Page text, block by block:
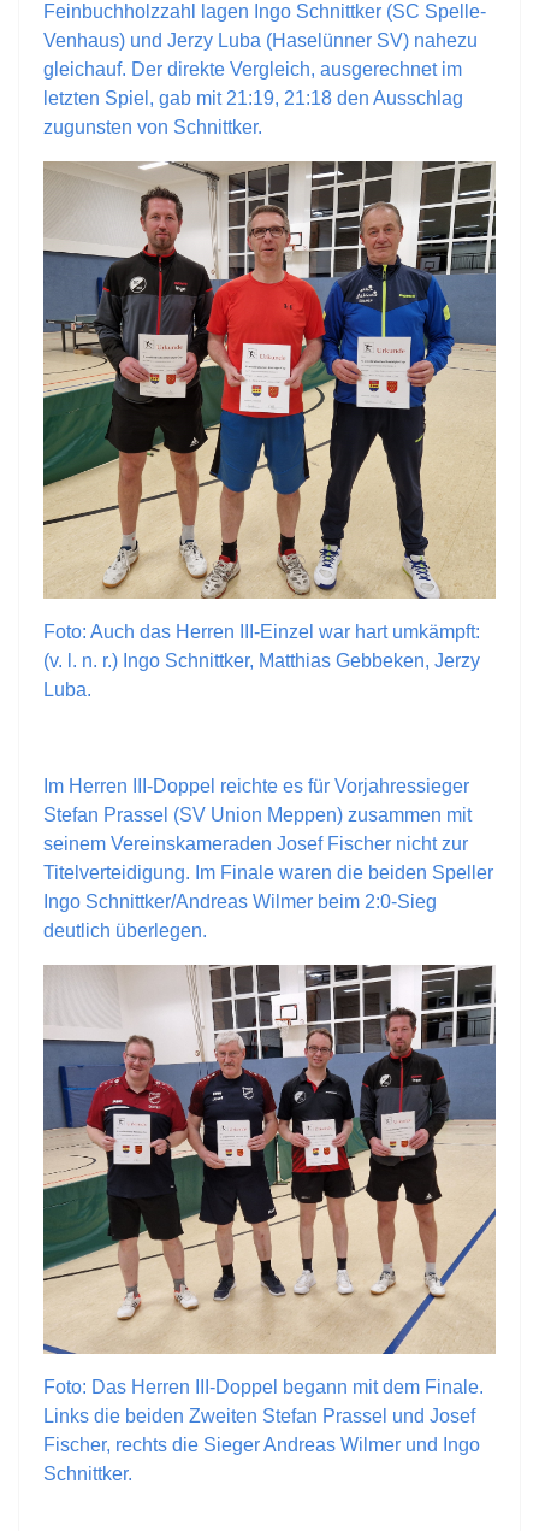
Feinbuchholzzahl lagen Ingo Schnittker (SC Spelle-
Venhaus) und Jerzy Luba (Haselünner SV) nahezu
gleichauf. Der direkte Vergleich, ausgerechnet im
letzten Spiel, gab mit 21:19, 21:18 den Ausschlag
zugunsten von Schnittker.
Foto: Auch das Herren III-Einzel war hart umkämpft:
(v. l. n. r.) Ingo Schnittker, Matthias Gebbeken, Jerzy
Luba.
Im Herren III-Doppel reichte es für Vorjahressieger
Stefan Prassel (SV Union Meppen) zusammen mit
seinem Vereinskameraden Josef Fischer nicht zur
Titelverteidigung. Im Finale waren die beiden Speller
Ingo Schnittker/Andreas Wilmer beim 2:0-Sieg
deutlich überlegen.
Foto: Das Herren III-Doppel begann mit dem Finale.
Links die beiden Zweiten Stefan Prassel und Josef
Fischer, rechts die Sieger Andreas Wilmer und Ingo
Schnittker.